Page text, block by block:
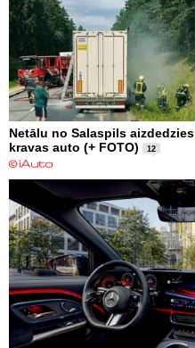
Netālu no Salaspils aizdedzies
kravas auto (+ FOTO)
12